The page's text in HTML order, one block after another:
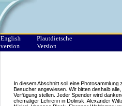
English
version
Plautdietsche
Version
In diesem Abschnitt soll eine
Besucher angewiesen. Wir bitten deshalb
Verfügung stellen. Jeder Spender wird
ehemaliger Lehrerin in Dolinsk, Alexander